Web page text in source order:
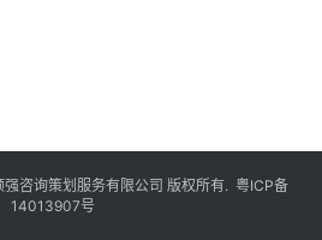
咨询策划服务有限公司 版权所有. 粤ICP备
14013907号